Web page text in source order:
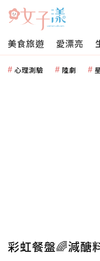
美食旅遊 愛漂亮
心理測驗 陸劇
彩虹餐盤🌈減醣